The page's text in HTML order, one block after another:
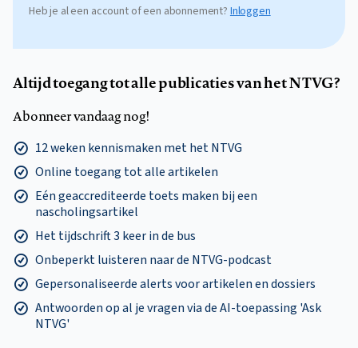
Heb je al een account of een abonnement? Inloggen
Altijd toegang tot alle publicaties van het NTVG?
Abonneer vandaag nog!
12 weken kennismaken met het NTVG
Online toegang tot alle artikelen
Eén geaccrediteerde toets maken bij een
nascholingsartikel
Het tijdschrift 3 keer in de bus
Onbeperkt luisteren naar de NTVG-podcast
Gepersonaliseerde alerts voor artikelen en dossiers
Antwoorden op al je vragen via de AI-toepassing 'Ask
NTVG'